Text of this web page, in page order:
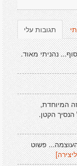
תגובות עלי
נהניתי מאוד.
המיוחדת,
הקטן.
פשוט